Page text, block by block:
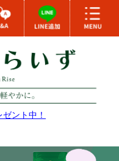
ント中！